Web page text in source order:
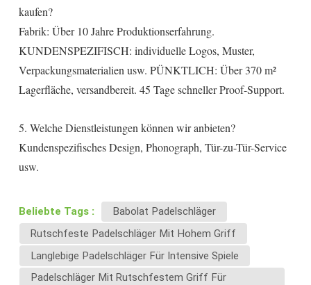
kaufen?
Fabrik: Über 10 Jahre Produktionserfahrung.
KUNDENSPEZIFISCH: individuelle Logos, Muster,
Verpackungsmaterialien usw. PÜNKTLICH: Über 370 m²
Lagerfläche, versandbereit. 45 Tage schneller Proof-Support.
5. Welche Dienstleistungen können wir anbieten?
Kundenspezifisches Design, Phonograph, Tür-zu-Tür-Service
usw.
Beliebte Tags :
Babolat Padelschläger
Rutschfeste Padelschläger Mit Hohem Griff
Langlebige Padelschläger Für Intensive Spiele
Padelschläger Mit Rutschfestem Griff Für